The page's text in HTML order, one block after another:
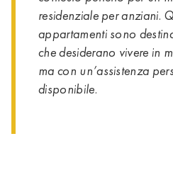
residenziale per anziani.
appartamenti sono
che desiderano vivere in
ma con un’assistenza
disponibile.